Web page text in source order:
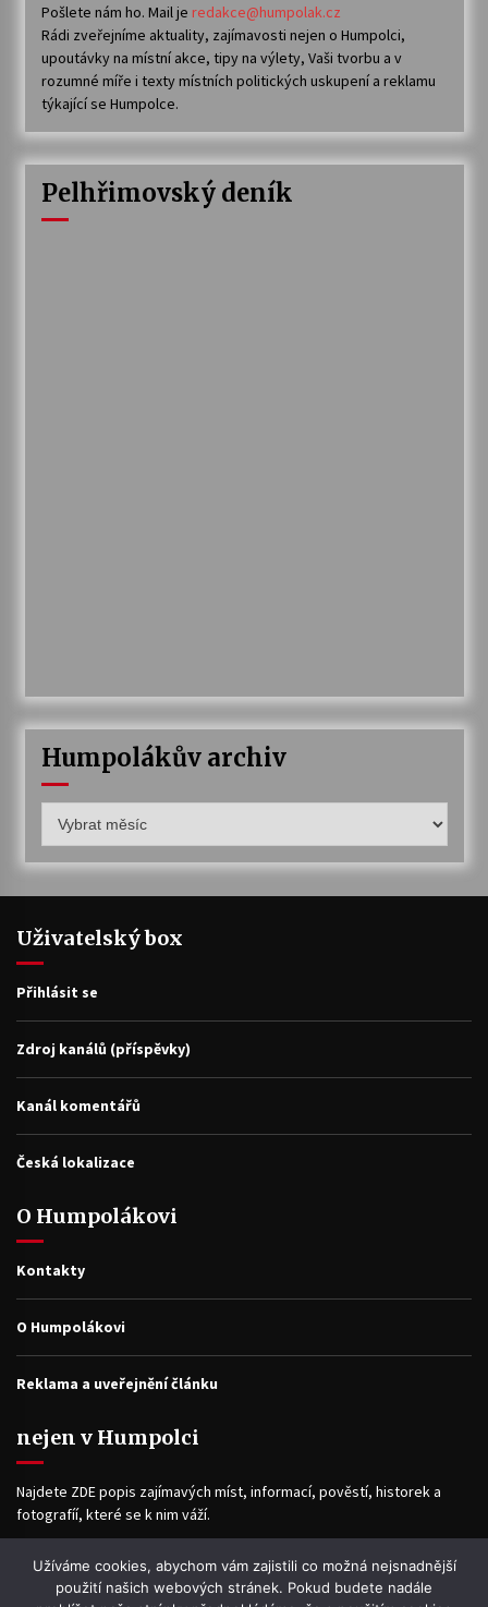
Pošlete nám ho. Mail je redakce@humpolak.cz
Rádi zveřejníme aktuality, zajímavosti nejen o Humpolci,
upoutávky na místní akce, tipy na výlety, Vaši tvorbu a v
rozumné míře i texty místních politických uskupení a reklamu
týkající se Humpolce.
Pelhřimovský deník
Humpolákův archiv
archiv
Uživatelský box
Přihlásit se
Zdroj kanálů (příspěvky)
Kanál komentářů
Česká lokalizace
O Humpolákovi
Kontakty
O Humpolákovi
Reklama a uveřejnění článku
nejen v Humpolci
Najdete ZDE popis zajímavých míst, informací, pověstí, historek a
fotografíí, které se k nim váží.
Facebook
Užíváme cookies, abychom vám zajistili co možná nejsnadnější
použití našich webových stránek. Pokud budete nadále